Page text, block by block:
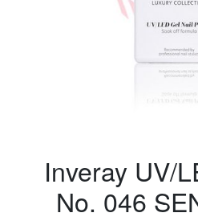
Inveray UV/
No. 046